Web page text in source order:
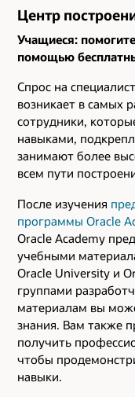
Центр
Учащиеся:
помощью
Спрос на
возникает в самых
сотрудники,
навыками,
занимают более
всем пути
После изучения
программы Oracle
Oracle Academy
учебными
Oracle University и
группами
материалам вы
знания. Вам также
получить
чтобы
навыки.